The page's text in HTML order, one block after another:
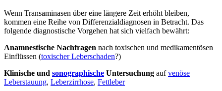
Wenn Transaminasen über eine längere Zeit erhöht bleiben,
kommen eine Reihe von Differenzialdiagnosen in Betracht. Das
folgende diagnostische Vorgehen hat sich vielfach bewährt:
Anamnestische Nachfragen nach toxischen und medikamentösen
Einflüssen (toxischer Leberschaden?)
Klinische und sonographische Untersuchung aufvenöse
Leberstauung, Leberzirrhose, Fettleber